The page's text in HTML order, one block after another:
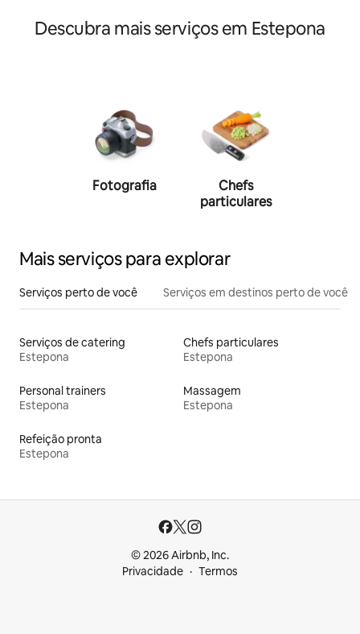
Descubra mais serviços em Estepona
Fotografia
Chefs
particulares
Mais serviços para explorar
Serviços perto de você Serviços em destinos perto de você
Serviços de catering
Estepona
Chefs particulares
Estepona
Personal trainers
Estepona
Massagem
Estepona
Refeição pronta
Estepona
© 2026 Airbnb, Inc.
Privacidade
Termos